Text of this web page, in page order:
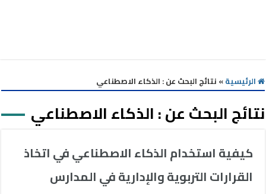
الرئيسية» نتائج البحث عن : الذكاء الاصطناعي
نتائج البحث عن :الذكاء الاصطناعي
كيفية استخدام الذكاء الاصطناعي في اتخاذ
القرارات التربوية والإدارية في المدارس